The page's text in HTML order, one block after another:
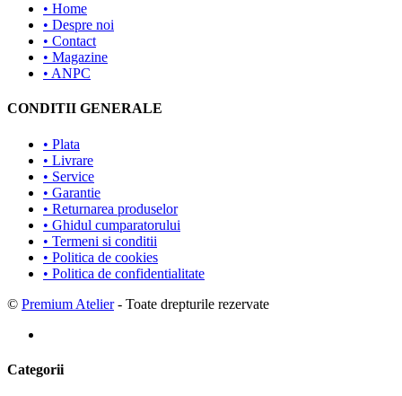
• Home
• Despre noi
• Contact
• Magazine
• ANPC
CONDITII GENERALE
• Plata
• Livrare
• Service
• Garantie
• Returnarea produselor
• Ghidul cumparatorului
• Termeni si conditii
• Politica de cookies
• Politica de confidentialitate
© Premium Atelier- Toate drepturile rezervate
Categorii